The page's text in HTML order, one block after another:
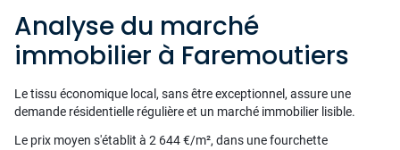
Analyse du marché
immobilier à Faremoutiers
Le tissu économique local, sans être exceptionnel, assure une
demande résidentielle régulière et un marché immobilier lisible.
Le prix moyen s'établit à 2 644 €/m², dans une fourchette